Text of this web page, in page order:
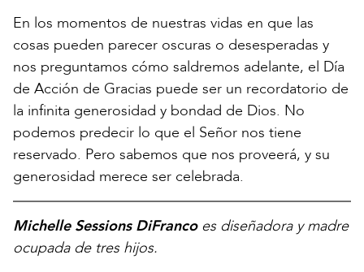
En los momentos de nuestras vidas en que las
cosas pueden parecer oscuras o desesperadas y
nos preguntamos cómo saldremos adelante, el Día
de Acción de Gracias puede ser un recordatorio de
la infinita generosidad y bondad de Dios. No
podemos predecir lo que el Señor nos tiene
reservado. Pero sabemos que nos proveerá, y su
generosidad merece ser celebrada.
Michelle Sessions DiFrancoes diseñadora y madre
ocupada de tres hijos.